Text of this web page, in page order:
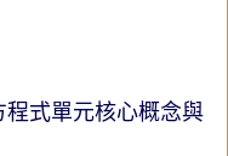
程式單元核心概念與